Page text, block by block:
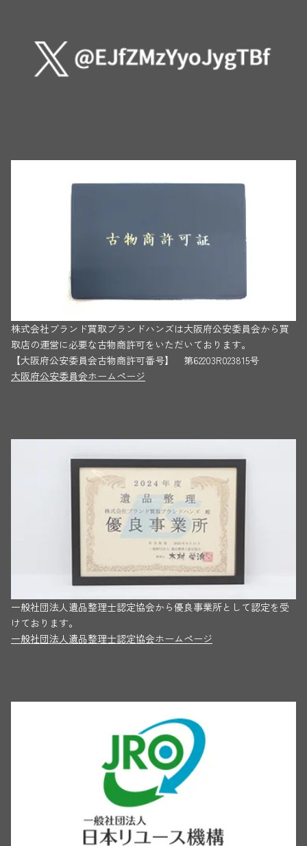
株式会社ブランド買取ブランドハンズは大阪府公安委員会から買
取店の運営に必要な古物商許可をいただいております。
【大阪府公安委員会古物商許可番号】 第62203R023815号
大阪府公安委員会ホームページ
一般社団法人遺品整理士認定協会から優良事業所として認定を受
けております。
一般社団法人遺品整理士認定協会ホームページ